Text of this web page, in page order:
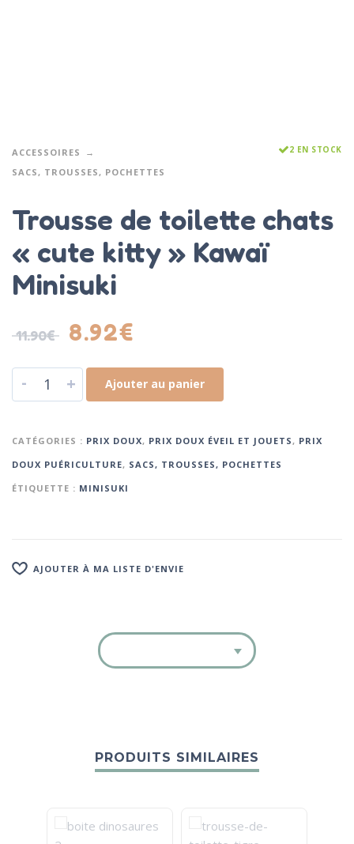
ACCESSOIRES
SACS, TROUSSES, POCHETTES
2 EN STOCK
Trousse de toilette chats
« cute kitty » Kawaï
Minisuki
11.90€ 8.92€
- + Ajouter au panier
CATÉGORIES : PRIX DOUX, PRIX DOUX ÉVEIL ET JOUETS , PRIX
DOUX PUÉRICULTURE, SACS, TROUSSES, POCHETTES
ÉTIQUETTE : MINISUKI
AJOUTER À MA LISTE D'ENVIE
PRODUITS SIMILAIRES